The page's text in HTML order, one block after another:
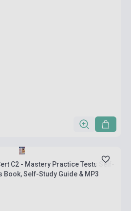
C2 - Mastery Practice Tests Self-
Book, Self-Study Guide & MP3